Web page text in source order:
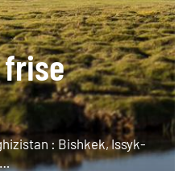
frise
: Bishkek, Issyk-